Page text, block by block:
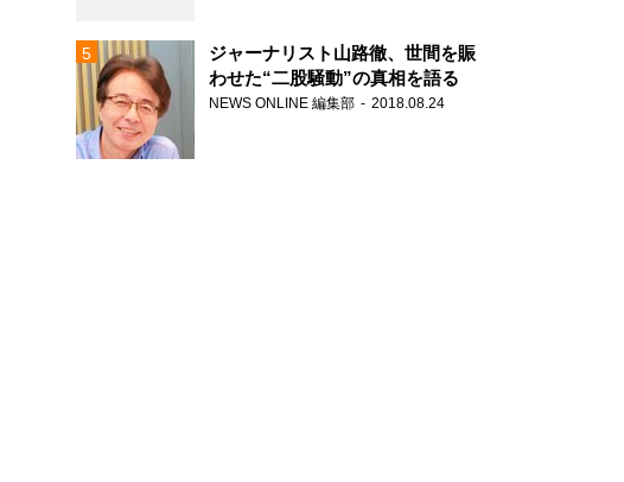
ジャーナリスト山路徹、世間を賑
わせた“二股騒動”の真相を語る
NEWS ONLINE 編集部 2018.08.24